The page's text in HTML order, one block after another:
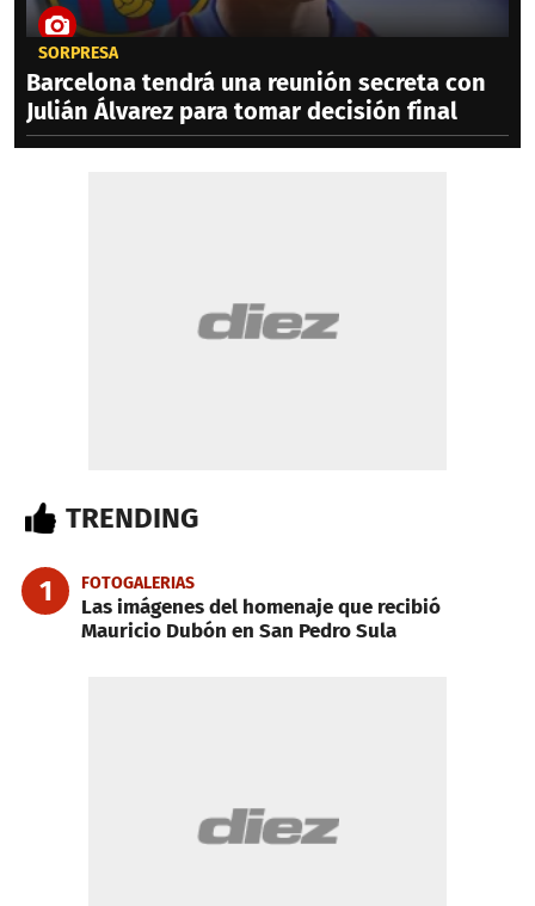
SORPRESA
Barcelona tendrá una reunión secreta con
Julián Álvarez para tomar decisión final
TRENDING
1 FOTOGALERIAS
Las imágenes del homenaje que recibió
Mauricio Dubón en San Pedro Sula